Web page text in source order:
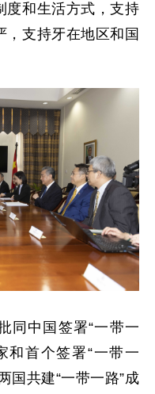
度和生活方式，支持
，支持牙在地区和国
同中国签署“一带一
和首个签署“一带一
国共建“一带一路”成